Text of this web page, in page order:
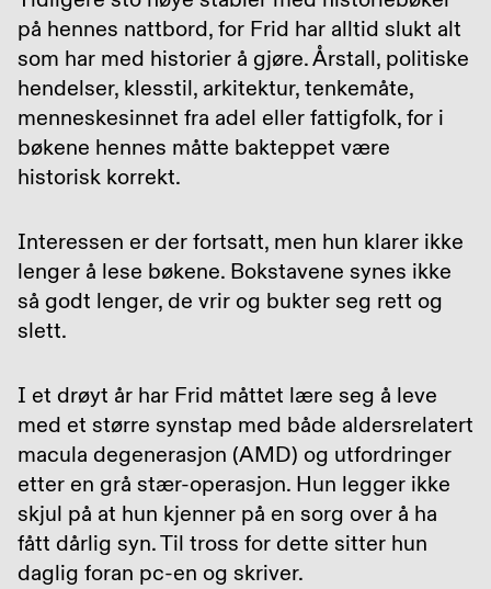
på hennes nattbord, for Frid har alltid slukt alt
som har med historier å gjøre. Årstall, politiske
hendelser, klesstil, arkitektur, tenkemåte,
menneskesinnet fra adel eller fattigfolk, for i
bøkene hennes måtte bakteppet være
historisk korrekt.
Interessen er der fortsatt, men hun klarer ikke
lenger å lese bøkene. Bokstavene synes ikke
så godt lenger, de vrir og bukter seg rett og
slett.
I et drøyt år har Frid måttet lære seg å leve
med et større synstap med både aldersrelatert
macula degenerasjon (AMD) og utfordringer
etter en grå stær-operasjon. Hun legger ikke
skjul på at hun kjenner på en sorg over å ha
fått dårlig syn. Til tross for dette sitter hun
daglig foran pc-en og skriver.